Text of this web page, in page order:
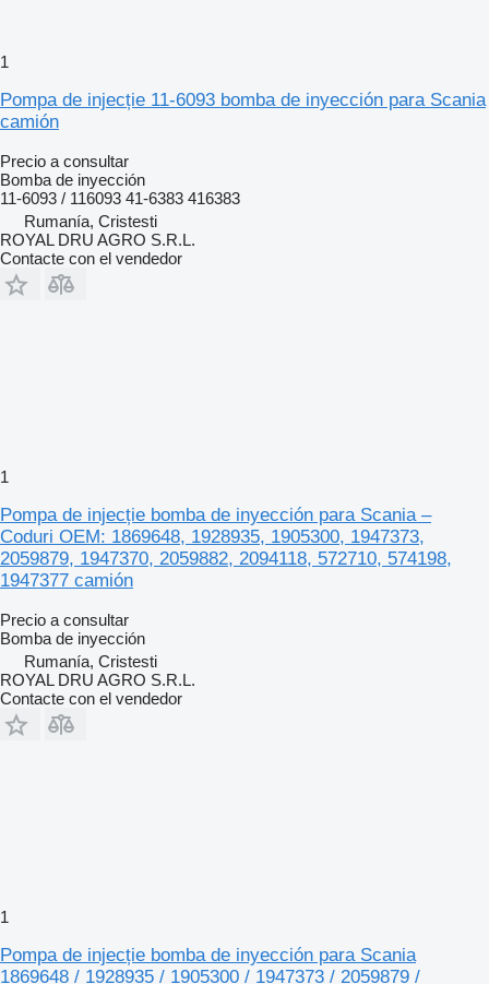
1
Pompa de injecție 11-6093 bomba de inyección para Scania
camión
Precio a consultar
Bomba de inyección
11-6093 / 116093 41-6383 416383
Rumanía, Cristesti
ROYAL DRU AGRO S.R.L.
Contacte con el vendedor
1
Pompa de injecție bomba de inyección para Scania –
Coduri OEM: 1869648, 1928935, 1905300, 1947373,
2059879, 1947370, 2059882, 2094118, 572710, 574198,
1947377 camión
Precio a consultar
Bomba de inyección
Rumanía, Cristesti
ROYAL DRU AGRO S.R.L.
Contacte con el vendedor
1
Pompa de injecție bomba de inyección para Scania
1869648 / 1928935 / 1905300 / 1947373 / 2059879 /